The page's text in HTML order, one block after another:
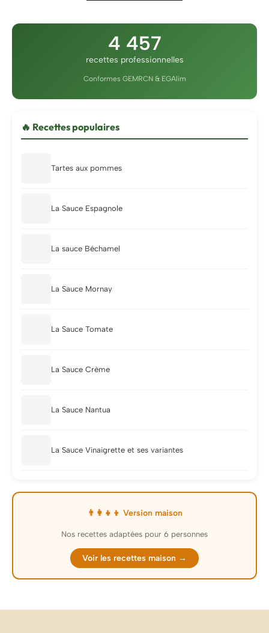
4 457
recettes professionnelles
Conformes GEMRCN & EGAlim
🔥 Recettes populaires
Tartes aux pommes
La Sauce Espagnole
La sauce Béchamel
La Sauce Mornay
La Sauce Tomate
La Sauce Crème
La Sauce Nantua
La Sauce Vinaigrette et ses variantes
👨‍👩‍👧‍👦 Version maison
Nos recettes adaptées pour 6 personnes
Voir les recettes maison →